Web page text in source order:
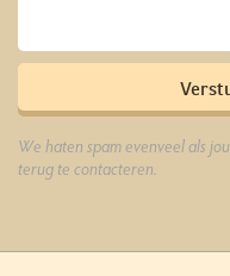
We haten spam evenveel als
terug te contacteren.